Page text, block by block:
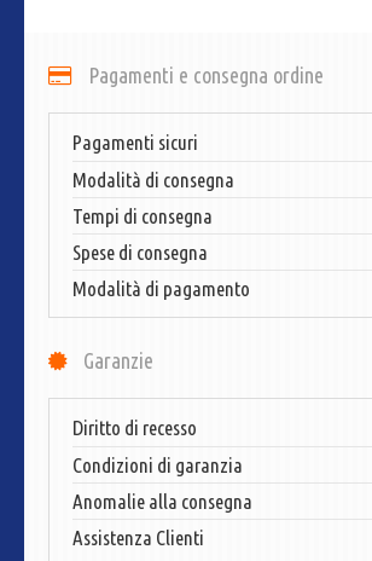
Pagamenti e consegna ordine
Pagamenti sicuri
Modalità di consegna
Tempi di consegna
Spese di consegna
Modalità di pagamento
Garanzie
Diritto di recesso
Condizioni di garanzia
Anomalie alla consegna
Assistenza Clienti